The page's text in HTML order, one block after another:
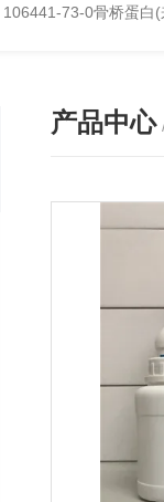
106441-73-0骨桥蛋白
产品中心